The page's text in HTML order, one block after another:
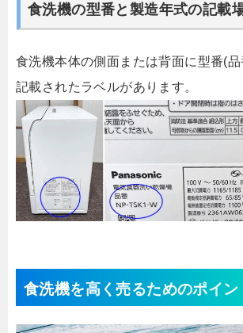
食洗機の型番と製造年式の記載
食洗機本体の側面または背面に型番(
記載されたラベルがあります。
食洗機を高く売るためのポイン